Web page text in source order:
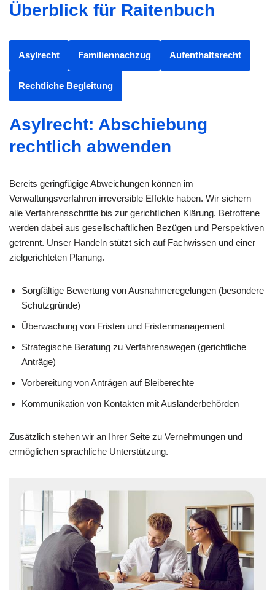
Überblick für Raitenbuch
Asylrecht Familiennachzug Aufenthaltsrecht
Rechtliche Begleitung
Asylrecht: Abschiebung
rechtlich abwenden
Bereits geringfügige Abweichungen können im
Verwaltungsverfahren irreversible Effekte haben. Wir sichern
alle Verfahrensschritte bis zur gerichtlichen Klärung. Betroffene
werden dabei aus gesellschaftlichen Bezügen und Perspektiven
getrennt. Unser Handeln stützt sich auf Fachwissen und einer
zielgerichteten Planung.
Sorgfältige Bewertung von Ausnahmeregelungen (besondere
Schutzgründe)
Überwachung von Fristen und Fristenmanagement
Strategische Beratung zu Verfahrenswegen (gerichtliche
Anträge)
Vorbereitung von Anträgen auf Bleiberechte
Kommunikation von Kontakten mit Ausländerbehörden
Zusätzlich stehen wir an Ihrer Seite zu Vernehmungen und
ermöglichen sprachliche Unterstützung.